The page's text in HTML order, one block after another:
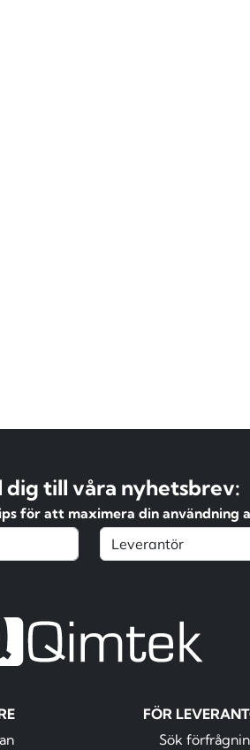
dig till våra nyhetsbrev:
för att maximera din användning
FÖR
Sök